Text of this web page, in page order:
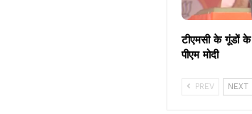
टीएमसी के गूंडों के
पीएम मोदी
PREV NEXT